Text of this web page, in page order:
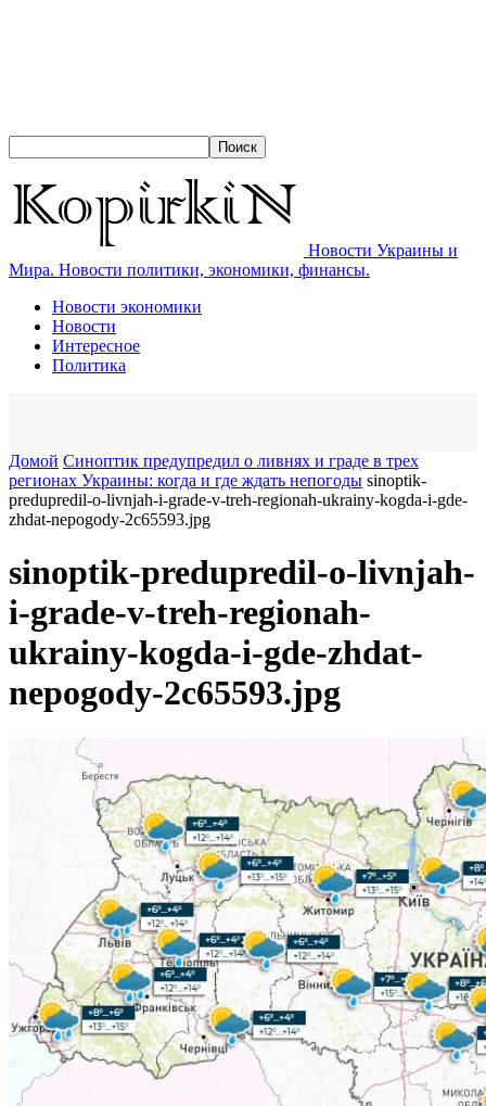
Новости Украины и
Мира. Новости политики, экономики, финансы.
Новости экономики
Новости
Интересное
Политика
Домой Синоптик предупредил о ливнях и граде в трех
регионах Украины: когда и где ждать непогоды sinoptik-
predupredil-o-livnjah-i-grade-v-treh-regionah-ukrainy-kogda-i-gde-
zhdat-nepogody-2c65593.jpg
sinoptik-predupredil-o-livnjah-
i-grade-v-treh-regionah-
ukrainy-kogda-i-gde-zhdat-
nepogody-2c65593.jpg